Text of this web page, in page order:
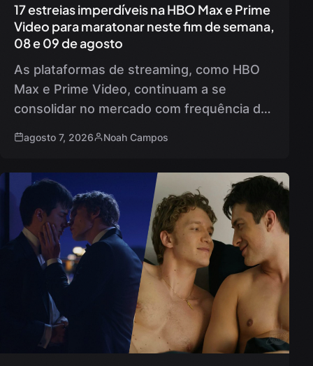
17 estreias imperdíveis na HBO Max e Prime
Video para maratonar neste fim de semana,
08 e 09 de agosto
As plataformas de streaming, como HBO
Max e Prime Video, continuam a se
consolidar no mercado com frequência de
público poderá conferir novos episódios…
agosto 7, 2026 Noah Campos